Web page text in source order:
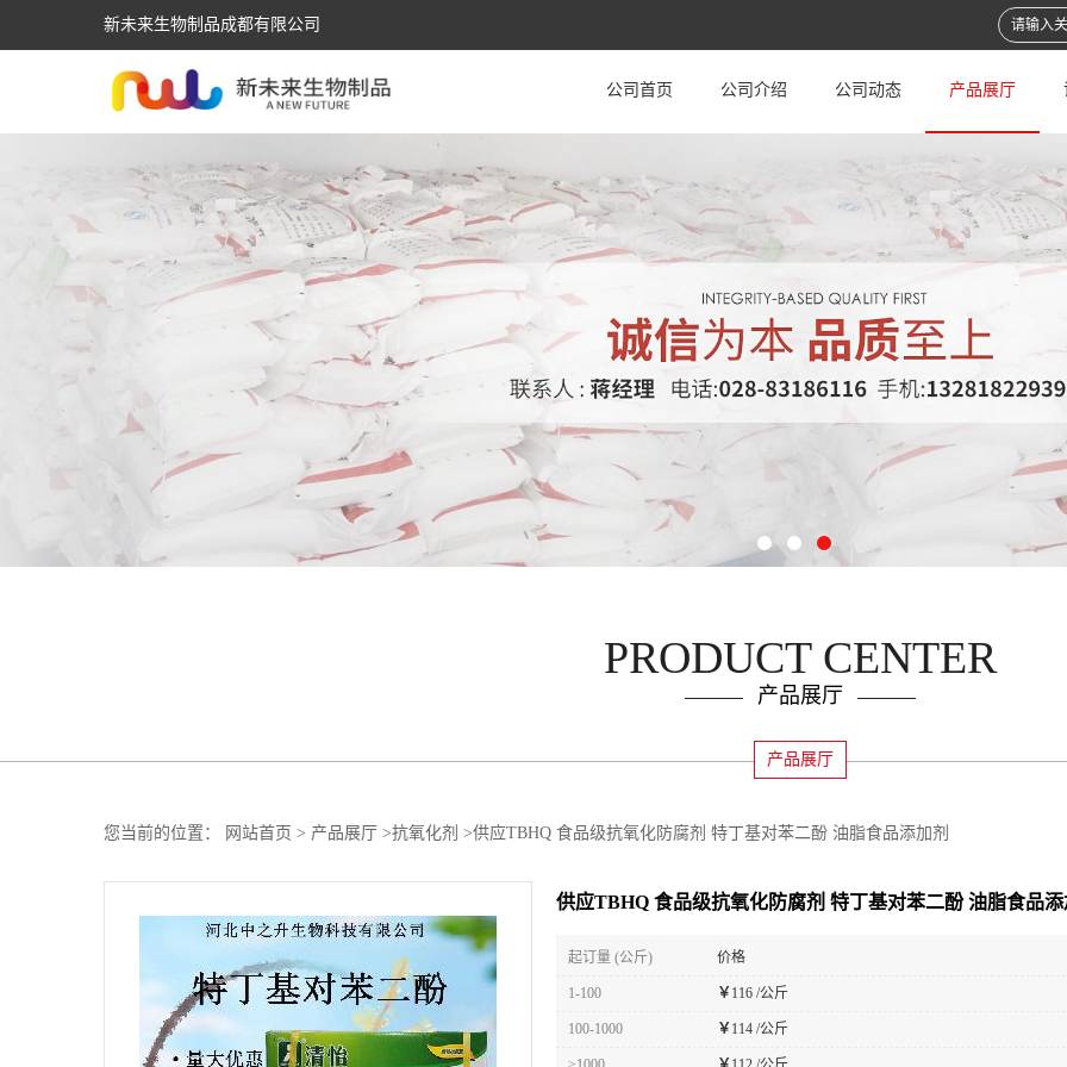
新未来生物制品成都有限公司
公司首页 公司介绍 公司动态 产品展厅
PRODUCT CENTER
产品展厅
产品展厅
您当前的位置： 网站首页 > 产品展厅 >抗氧化剂 >供应TBHQ 食品级抗氧化防腐剂 特丁基对苯二酚 油脂食品添加剂
供应TBHQ 食品级抗氧化防腐剂 特丁基对苯二酚 油脂食品
起订量 (公斤) 价格
1-100 ￥ 116 /公斤
100-1000 ￥ 114 /公斤